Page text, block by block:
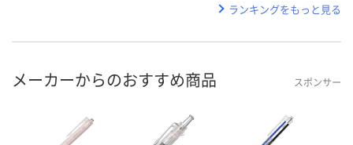
ランキングをもっと見る
メーカーからのおすすめ商品 スポンサー